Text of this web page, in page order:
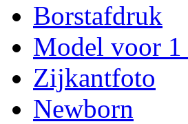
Borstafdruk
Model voor 1
Zijkantfoto
Newborn